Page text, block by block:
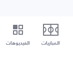
المباريات الفيديوهات